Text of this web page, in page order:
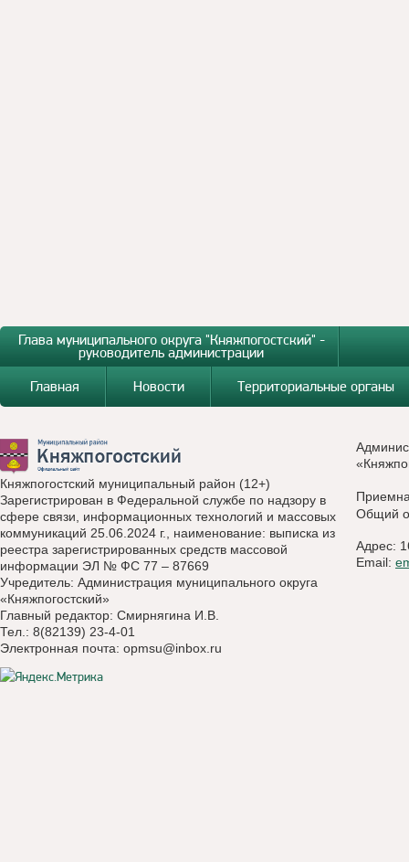
Глава муниципального округа "Княжпогостский" -
руководитель администрации
Главная
Новости Территориальные органы
Княжпогостский муниципальный район (12+)
Зарегистрирован в Федеральной службе по надзору в
сфере связи, информационных технологий и массовых
коммуникаций 25.06.2024 г., наименование: выписка из
реестра зарегистрированных средств массовой
информации ЭЛ № ФС 77 – 87669
Учредитель: Администрация муниципального округа
«Княжпогостский»
Главный редактор: Смирнягина И.В.
Тел.: 8(82139) 23-4-01
Электронная почта: opmsu@inbox.ru
Общий
Адрес:
Email: